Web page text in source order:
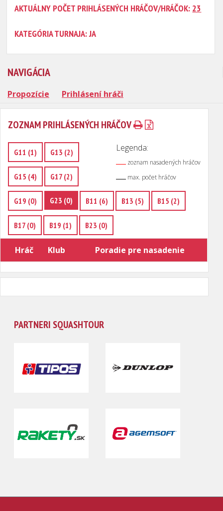
AKTUÁLNY POČET PRIHLÁSENÝCH HRÁČOV/HRÁČOK: 23
KATEGÓRIA TURNAJA: JA
NAVIGÁCIA
Propozície Prihlásení hráči
ZOZNAM PRIHLÁSENÝCH HRÁČOV
Legenda:
zoznam nasadených hráčov
max. počet hráčov
G11 (1) G13 (2)
G15 (4) G17 (2)
G19 (0) G23 (0) B11 (6) B13 (5) B15 (2)
B17 (0) B19 (1) B23 (0)
Hráč Klub Poradie pre nasadenie
PARTNERI SQUASHTOUR